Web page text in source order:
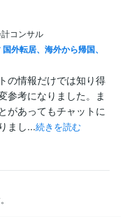
コンサル
外転居、海外から帰国、
の情報だけでは知り得
参考になりました。ま
があってもチャットに
まし...続きを読む